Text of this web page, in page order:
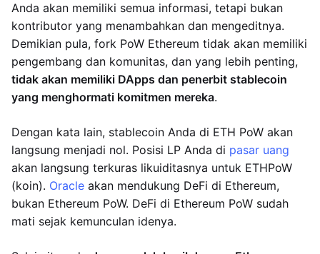
Anda akan memiliki semua informasi, tetapi bukan
kontributor yang menambahkan dan mengeditnya.
Demikian pula, fork PoW Ethereum tidak akan memiliki
pengembang dan komunitas, dan yang lebih penting,
tidak akan memiliki DApps dan penerbit stablecoin
yang menghormati komitmen mereka.
Dengan kata lain, stablecoin Anda di ETH PoW akan
langsung menjadi nol. Posisi LP Anda di pasar uang
akan langsung terkuras likuiditasnya untuk ETHPoW
(koin). Oracle akan mendukung DeFi di Ethereum,
bukan Ethereum PoW. DeFi di Ethereum PoW sudah
mati sejak kemunculan idenya.